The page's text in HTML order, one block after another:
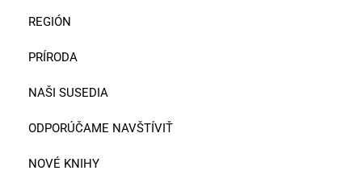
REGIÓN
PRÍRODA
NAŠI SUSEDIA
ODPORÚČAME NAVŠTÍVIŤ
NOVÉ KNIHY